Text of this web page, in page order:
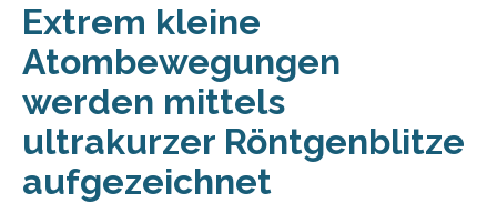
Extrem kleine
Atombewegungen
werden mittels
ultrakurzer Röntgenblitze
aufgezeichnet